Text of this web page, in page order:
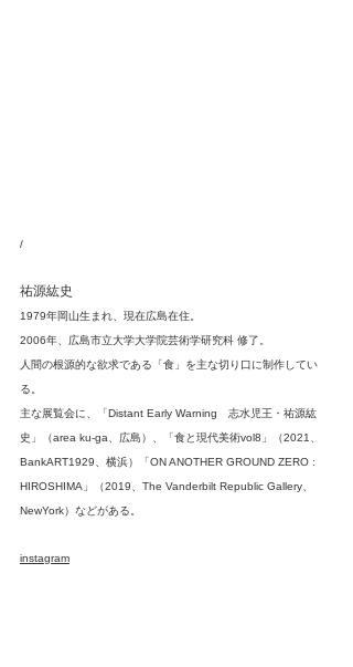
/
祐源紘史
1979年岡山生まれ、現在広島在住。
2006年、広島市立大学大学院芸術学研究科 修了。
人間の根源的な欲求である「食」を主な切り口に制作してい
る。
主な展覧会に、「Distant Early Warning　志水児王・祐源紘
史」（area ku-ga、広島）、「食と現代美術vol8」（2021、
BankART1929、横浜）「ON ANOTHER GROUND ZERO :
HIROSHIMA」（2019、The Vanderbilt Republic Gallery、
NewYork）などがある。
instagram